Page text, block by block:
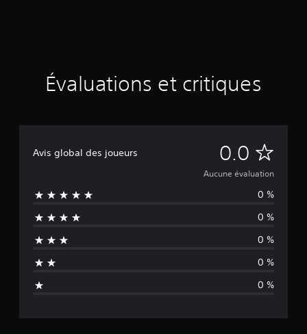
Évaluations et critiques
Avis global des joueurs 0.0 A
u
c
u
n
e
Aucune évaluation
0 %
0 %
0 %
0 %
0 %